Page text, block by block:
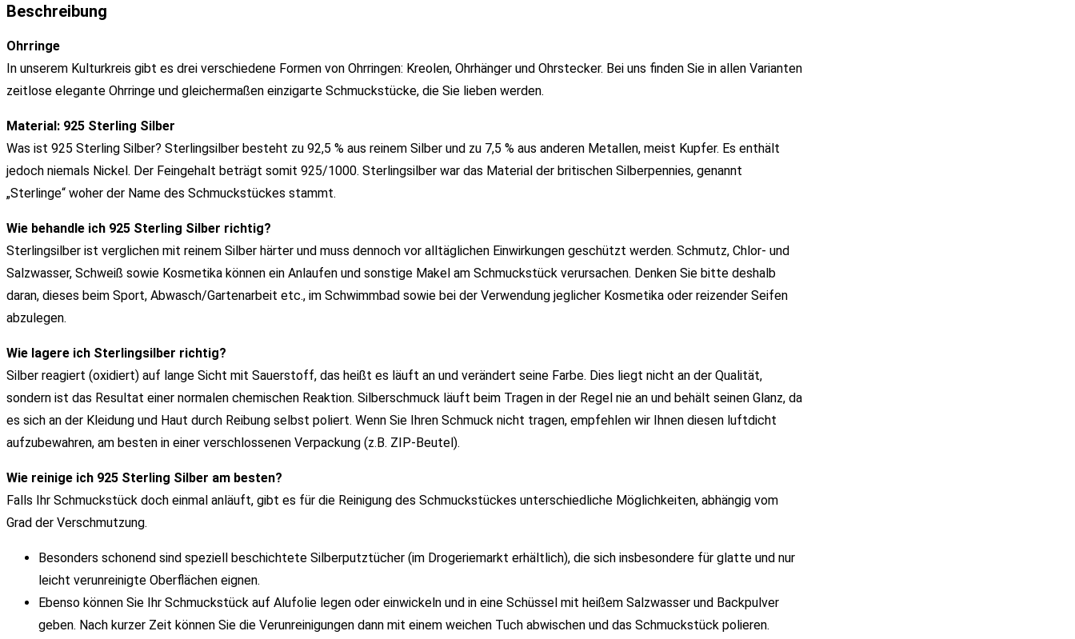
Beschreibung
Ohrringe
In unserem Kulturkreis gibt es drei verschiedene Formen von Ohrringen: Kreolen, Ohrhänger und Ohrstecker. Bei uns finden Sie in allen Varianten
zeitlose elegante Ohrringe und gleichermaßen einzigarte Schmuckstücke, die Sie lieben werden.
Material: 925 Sterling Silber
Was ist 925 Sterling Silber? Sterlingsilber besteht zu 92,5 % aus reinem Silber und zu 7,5 % aus anderen Metallen, meist Kupfer. Es enthält
jedoch niemals Nickel. Der Feingehalt beträgt somit 925/1000. Sterlingsilber war das Material der britischen Silberpennies, genannt
„Sterlinge“ woher der Name des Schmuckstückes stammt.
Wie behandle ich 925 Sterling Silber richtig?
Sterlingsilber ist verglichen mit reinem Silber härter und muss dennoch vor alltäglichen Einwirkungen geschützt werden. Schmutz, Chlor- und
Salzwasser, Schweiß sowie Kosmetika können ein Anlaufen und sonstige Makel am Schmuckstück verursachen. Denken Sie bitte deshalb
daran, dieses beim Sport, Abwasch/Gartenarbeit etc., im Schwimmbad sowie bei der Verwendung jeglicher Kosmetika oder reizender Seifen
abzulegen.
Wie lagere ich Sterlingsilber richtig?
Silber reagiert (oxidiert) auf lange Sicht mit Sauerstoff, das heißt es läuft an und verändert seine Farbe. Dies liegt nicht an der Qualität,
sondern ist das Resultat einer normalen chemischen Reaktion. Silberschmuck läuft beim Tragen in der Regel nie an und behält seinen Glanz, da
es sich an der Kleidung und Haut durch Reibung selbst poliert. Wenn Sie Ihren Schmuck nicht tragen, empfehlen wir Ihnen diesen luftdicht
aufzubewahren, am besten in einer verschlossenen Verpackung (z.B. ZIP-Beutel).
Wie reinige ich 925 Sterling Silber am besten?
Falls Ihr Schmuckstück doch einmal anläuft, gibt es für die Reinigung des Schmuckstückes unterschiedliche Möglichkeiten, abhängig vom
Grad der Verschmutzung.
Besonders schonend sind speziell beschichtete Silberputztücher (im Drogeriemarkt erhältlich), die sich insbesondere für glatte und nur
leicht verunreinigte Oberflächen eignen.
Ebenso können Sie Ihr Schmuckstück auf Alufolie legen oder einwickeln und in eine Schüssel mit heißem Salzwasser und Backpulver
geben. Nach kurzer Zeit können Sie die Verunreinigungen dann mit einem weichen Tuch abwischen und das Schmuckstück polieren.